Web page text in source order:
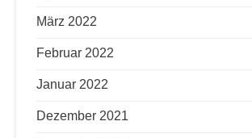
März 2022
Februar 2022
Januar 2022
Dezember 2021